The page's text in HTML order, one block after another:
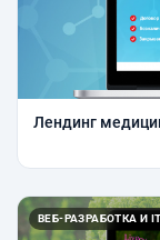
Лендинг
ВЕБ-РАЗРАБОТКА И IT